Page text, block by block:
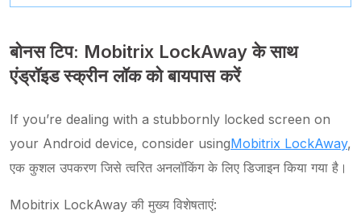
बोनस टिप: Mobitrix LockAway के साथ
एंड्रॉइड स्क्रीन लॉक को बायपास करें
If you’re dealing with a stubbornly locked screen on
your Android device, consider usingMobitrix LockAway,
एक कुशल उपकरण जिसे त्वरित अनलॉकिंग के लिए डिजाइन किया गया है।
Mobitrix LockAway की मुख्य विशेषताएं: